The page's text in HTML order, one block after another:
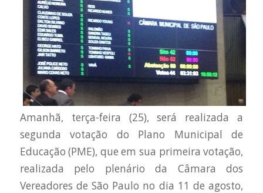
Amanhã, terça-feira (25), será realizada a
segunda votação do Plano Municipal de
Educação (PME), que em sua primeira votação,
realizada pelo plenário da Câmara dos
Vereadores de São Paulo no dia 11 de agosto,